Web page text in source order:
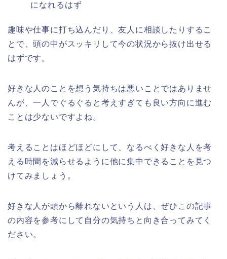
になれるはず
趣味や仕事に打ち込んだり、友人に相談したりするこ
とで、頭の中がスッキリして今の状況から抜け出せる
はずです。
好きな人のことを想う気持ちは悪いことではありませ
んが、一人でぐるぐると考えすぎても良い方向に進む
ことは少ないですよね。
考えることはほどほどにして、なるべく好きな人を考
える時間を減らせるように他に集中できることを見つ
けてみましょう。
好きな人が頭から離れないという人は、ぜひこの記事
の内容を参考にして自分の気持ちと向き合ってみてく
ださい。